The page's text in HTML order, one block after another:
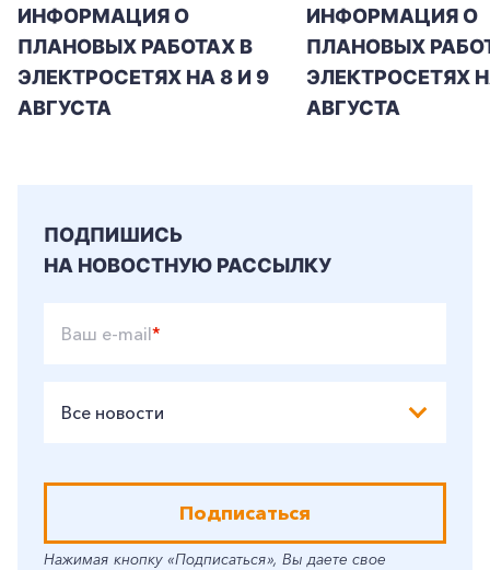
ИНФОРМАЦИЯ О
ПЛАНОВЫХ РАБОТАХ В
ЭЛЕКТРОСЕТЯХ НА 8 И 9
АВГУСТА
ИНФОРМАЦИЯ О
ПЛАНОВЫХ
ЭЛЕКТРОСЕТЯХ
АВГУСТА
ПОДПИШИСЬ
НА НОВОСТНУЮ РАССЫЛКУ
Ваш e-mail*
Все новости
Подписаться
Нажимая кнопку «Подписаться», Вы даете свое